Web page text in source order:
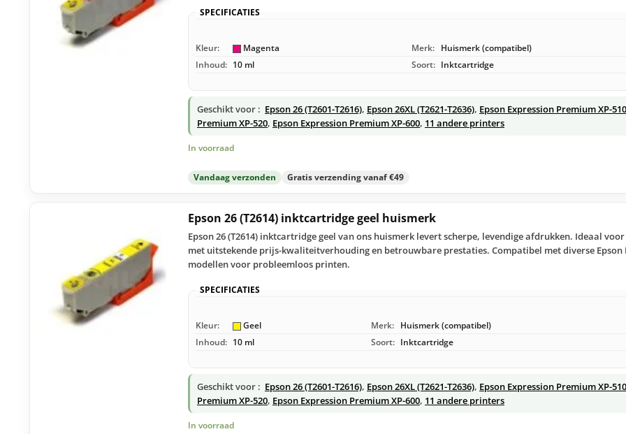
SPECIFICATIES
Kleur: Magenta Merk: Huismerk (compatibel)
Inhoud: 10 ml Soort: Inktcartridge
Geschikt voor : Epson 26 (T2601-T2616), Epson 26XL (T2621-T2636), Epson Expression Premium XP-510
Premium XP-520, Epson Expression Premium XP-600, 11 andere printers
In voorraad
Vandaag verzonden Gratis verzending vanaf €49
Epson 26 (T2614) inktcartridge geel huismerk
Epson 26 (T2614) inktcartridge geel van ons huismerk levert scherpe, levendige afdrukken. Ideaal
met uitstekende prijs-kwaliteitverhouding en betrouwbare prestaties. Compatibel met diverse Epson
modellen voor probleemloos printen.
SPECIFICATIES
Kleur: Geel Merk: Huismerk (compatibel)
Inhoud: 10 ml Soort: Inktcartridge
Geschikt voor : Epson 26 (T2601-T2616), Epson 26XL (T2621-T2636), Epson Expression Premium XP-510
Premium XP-520, Epson Expression Premium XP-600, 11 andere printers
In voorraad